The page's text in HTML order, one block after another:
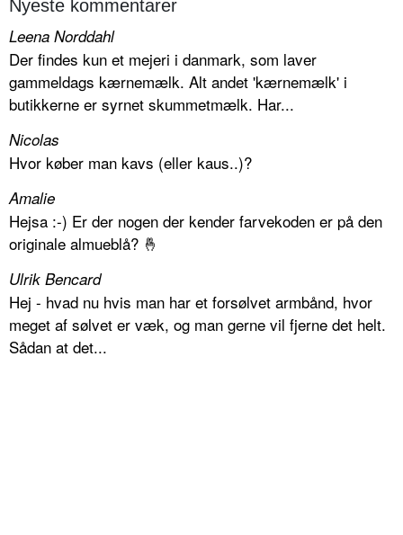
Nyeste kommentarer
Leena Norddahl
Der findes kun et mejeri i danmark, som laver
gammeldags kærnemælk. Alt andet 'kærnemælk' i
butikkerne er syrnet skummetmælk. Har...
Nicolas
Hvor køber man kavs (eller kaus..)?
Amalie
Hejsa :-) Er der nogen der kender farvekoden er på den
originale almueblå? 🤞
Ulrik Bencard
Hej - hvad nu hvis man har et forsølvet armbånd, hvor
meget af sølvet er væk, og man gerne vil fjerne det helt.
Sådan at det...